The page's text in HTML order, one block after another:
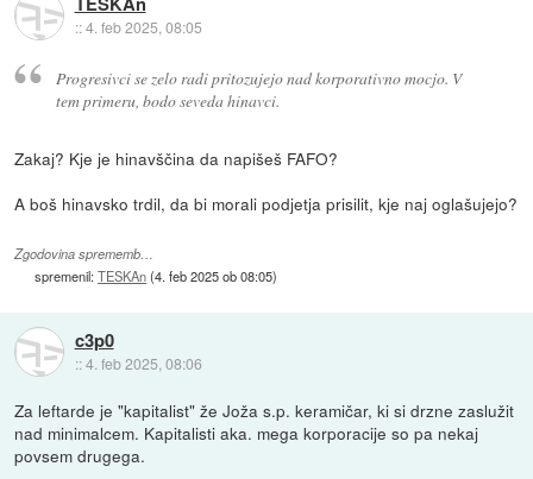
::4. feb 2025, 08:05
Progresivci se zelo radi pritozujejo nad korporativno mocjo. V
tem primeru, bodo seveda hinavci.
Zakaj? Kje je hinavščina da napišeš FAFO?
A boš hinavsko trdil, da bi morali podjetja prisilit, kje naj oglašujejo?
Zgodovina sprememb…
spremenil:TESKAn(4. feb 2025 ob 08:05)
c3p0
::4. feb 2025, 08:06
Za leftarde je "kapitalist" že Joža s.p. keramičar, ki si drzne zaslužit
nad minimalcem. Kapitalisti aka. mega korporacije so pa nekaj
povsem drugega.